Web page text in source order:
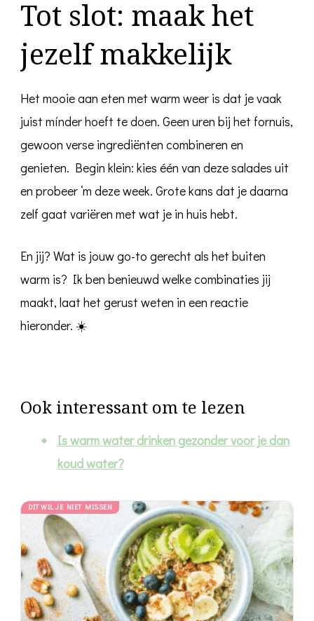
Tot slot: maak het
jezelf makkelijk
Het mooie aan eten met warm weer is dat je vaak
juist mínder hoeft te doen. Geen uren bij het fornuis,
gewoon verse ingrediënten combineren en
genieten. Begin klein: kies één van deze salades uit
en probeer ‘m deze week. Grote kans dat je daarna
zelf gaat variëren met wat je in huis hebt.
En jij? Wat is jouw go-to gerecht als het buiten
warm is? Ik ben benieuwd welke combinaties jij
maakt, laat het gerust weten in een reactie
hieronder. ☀️
Ook interessant om te lezen
Is warm water drinken gezonder voor je dan
koud water?
DIT WIL JE NIET MISSEN